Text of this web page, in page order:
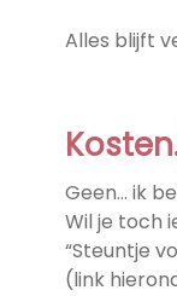
Alles blijft
Geen… ik
Wil je toch
“Steuntje
(link